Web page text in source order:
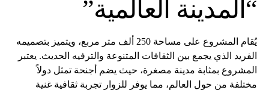
“المدينة العالمية”
يُقام المشروع على مساحة 250 ألف متر مربع، ويتميز بتصميمه
الفريد الذي يجمع بين الثقافات المتنوعة والترفيه الحديث. يعتبر
المشروع بمثابة مدينة مصغرة، حيث يضم أجنحة تمثل دولاً
مختلفة من حول العالم، مما يوفر للزوار تجربة ثقافية غنية